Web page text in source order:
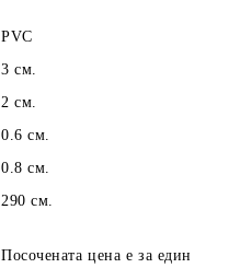
PVC
3 см.
2 см.
0.6 см.
0.8 см.
290 см.
Посочената цена е за един